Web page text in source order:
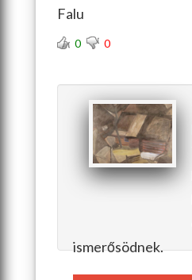
Falu
0 0
ismerősödnek.